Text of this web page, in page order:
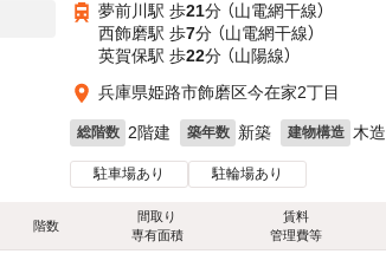
夢前川駅 歩21分 （山電網干線）
西飾磨駅 歩7分 （山電網干線）
英賀保駅 歩22分 （山陽線）
兵庫県姫路市飾磨区今在家2丁目
総階数 2階建 築年数 新築 建物構造 木造
駐車場あり 駐輪場あり
階数
間取り
専有面積
賃料
管理費等